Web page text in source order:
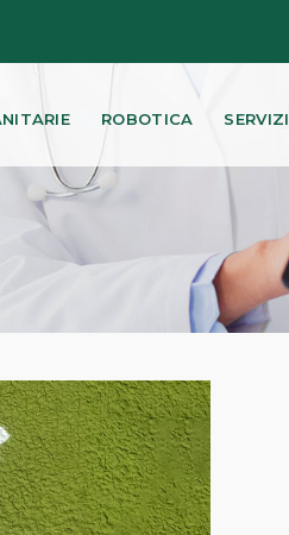
ROBOTICA SERVIZI